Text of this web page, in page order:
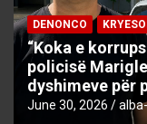
DENONCO
“Koka e
policisë
dyshimeve për
June 30, 2026